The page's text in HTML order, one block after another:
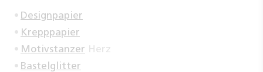
Designpapier
Krepppapier
Motivstanzer Herz
Bastelglitter